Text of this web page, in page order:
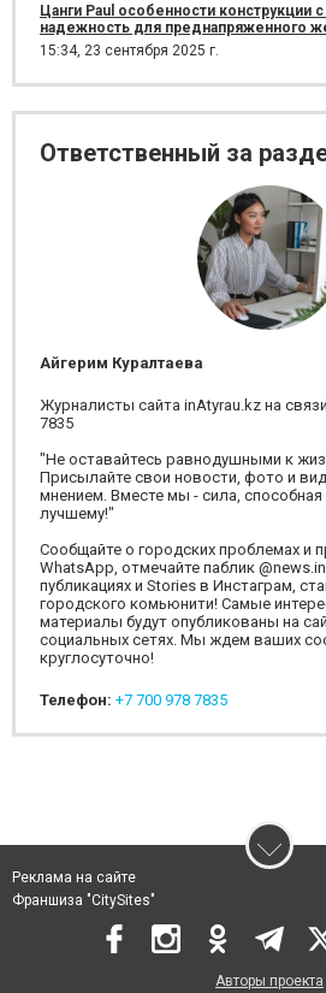
Цанги Paul особенности конструкции
надежность для преднапряженного
15:34, 23 сентября 2025 г.
Ответственный за
Айгерим Куралтаева
Журналисты сайта inAtyrau.kz на
7835
"Не оставайтесь равнодушными к
Присылайте свои новости, фото и
мнением. Вместе мы - сила,
лучшему!"
Сообщайте о городских проблемах и
WhatsApp, отмечайте паблик
публикациях и Stories в Инстаграм,
городского комьюнити! Самые
материалы будут опубликованы на
социальных сетях. Мы ждем ваших
круглосуточно!
Телефон: +7 700 978 7835
Реклама на сайте
Франшиза "CitySites"
Авторы проекта